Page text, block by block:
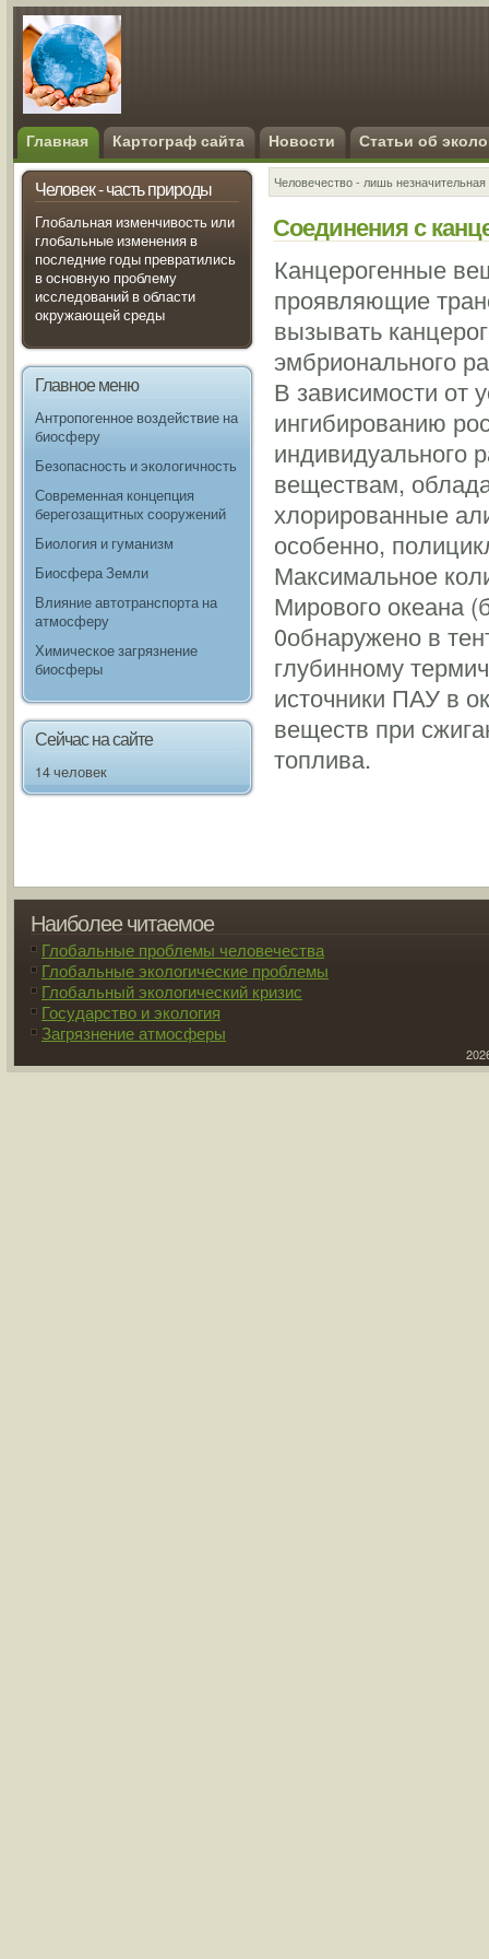
Главная Картограф сайта Новости Статьи об
Человек - часть природы
Глобальная изменчивость или
глобальные изменения в
последние годы превратились
в основную проблему
исследований в области
окружающей среды
Главное меню
Антропогенное воздействие на
биосферу
Безопасность и экологичность
Современная концепция
берегозащитных сооружений
Биология и гуманизм
Биосфера Земли
Влияние автотранспорта на
атмосферу
Химическое загрязнение
биосферы
Сейчас на сайте
14 человек
Человечество - лишь
Соединения с
Канцерогенные
проявляющие
вызывать
эмбрионального
В зависимости от
ингибированию
индивидуального
веществам,
хлорированные
особенно,
Максимальное
Мирового океана
0обнаружено в
глубинному
источники ПАУ в
веществ при
топлива.
Наиболее читаемое
Глобальные проблемы человечества
Глобальные экологические проблемы
Глобальный экологический кризис
Государство и экология
Загрязнение атмосферы